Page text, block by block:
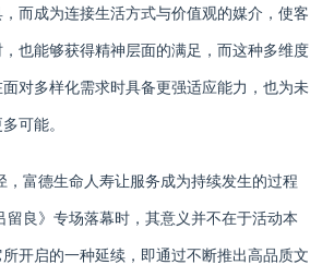
而成为连接生活方式与价值观的媒介，使客
也能够获得精神层面的满足，而这种多维度
对多样化需求时具备更强适应能力，也为未
可能。
，富德生命人寿让服务成为持续发生的过程
留良》专场落幕时，其意义并不在于活动本
开启的一种延续，即通过不断推出高品质文